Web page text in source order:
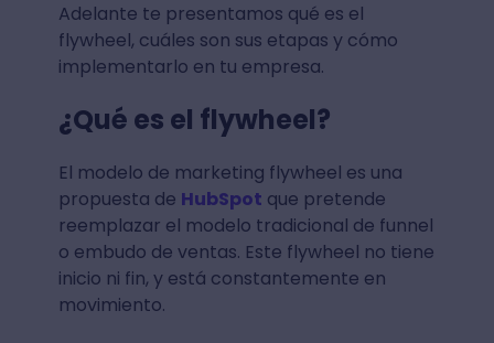
Adelante te presentamos qué es el
flywheel, cuáles son sus etapas y cómo
implementarlo en tu empresa.
¿Qué es el flywheel?
El modelo de marketing flywheel es una
propuesta de HubSpot que pretende
reemplazar el modelo tradicional de funnel
o embudo de ventas. Este flywheel no tiene
inicio ni fin, y está constantemente en
movimiento.